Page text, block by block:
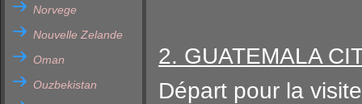
Norvege
Nouvelle Zelande
Oman
Ouzbekistan
2. GUATEMALA
Départ pour la